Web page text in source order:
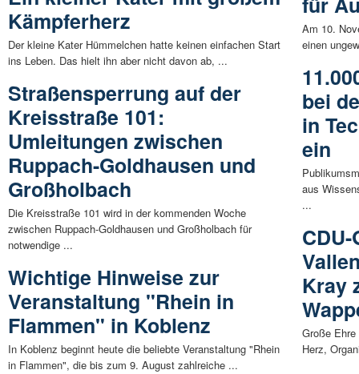
Kämpferherz
Der kleine Kater Hümmelchen hatte keinen einfachen Start
ins Leben. Das hielt ihn aber nicht davon ab, ...
Straßensperrung auf der
Kreisstraße 101:
Umleitungen zwischen
Ruppach-Goldhausen und
Großholbach
Die Kreisstraße 101 wird in der kommenden Woche
zwischen Ruppach-Goldhausen und Großholbach für
notwendige ...
Wichtige Hinweise zur
Veranstaltung "Rhein in
Flammen" in Koblenz
In Koblenz beginnt heute die beliebte Veranstaltung "Rhein
in Flammen", die bis zum 9. August zahlreiche ...
Am 10.
einen
bei
in
ein
aus
...
Kray
Große
Herz,